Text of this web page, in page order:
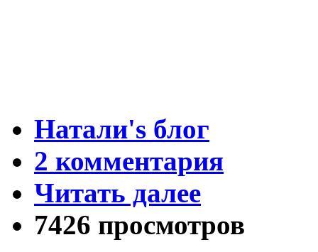
Натали's блог
2 комментария
Читать далее
7426 просмотров